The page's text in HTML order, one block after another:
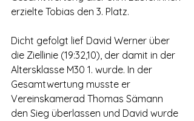
erzielte Tobias den 3. Platz.
Dicht gefolgt lief David Werner über
die Ziellinie (19:32,10), der damit in der
Altersklasse M30 1. wurde. In der
Gesamtwertung musste er
Vereinskamerad Thomas Sämann
den Sieg überlassen und David wurde